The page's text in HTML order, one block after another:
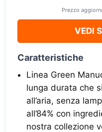
Prezzo
VEDI
Caratteristiche
Linea Green
lunga durata che
all’aria, senza
all’84% con
nostra collezione